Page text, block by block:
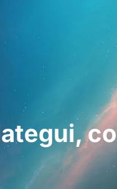
profesionales